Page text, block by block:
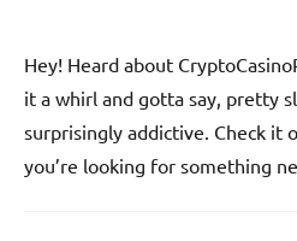
Hey! Heard about
it a whirl and gotta say, pretty
surprisingly addictive. Check it
you’re looking for something